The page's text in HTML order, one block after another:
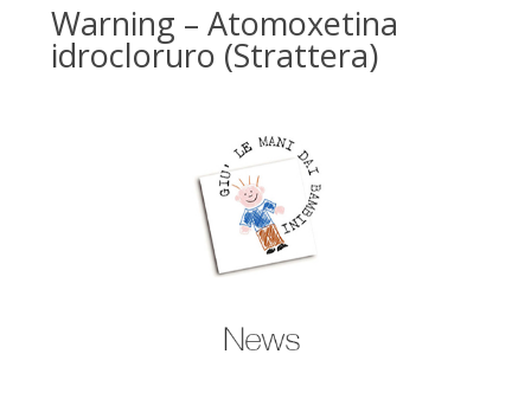
Warning – Atomoxetina
idrocloruro (Strattera)